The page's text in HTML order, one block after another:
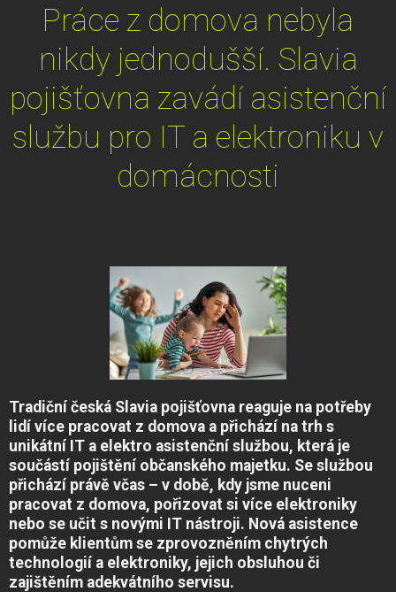
Práce z domova nebyla
nikdy jednodušší. Slavia
pojišťovna zavádí asistenční
službu pro IT a elektroniku v
domácnosti
Tradiční česká Slavia pojišťovna reaguje na potřeby
lidí více pracovat z domova a přichází na trh s
unikátní IT a elektro asistenční službou, která je
součástí pojištění občanského majetku. Se službou
přichází právě včas – v době, kdy jsme nuceni
pracovat z domova, pořizovat si více elektroniky
nebo se učit s novými IT nástroji. Nová asistence
pomůže klientům se zprovozněním chytrých
technologií a elektroniky, jejich obsluhou či
zajištěním adekvátního servisu.